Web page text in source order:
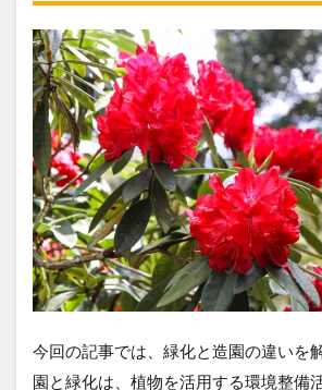
今回の記事では、緑化と造園の違いを
園と緑化は、植物を活用する環境整備